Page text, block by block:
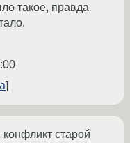
такое, правда
старой